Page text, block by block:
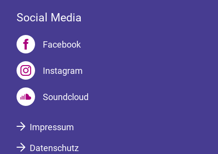
Social Media
Facebook
Instagram
Soundcloud
Impressum
Datenschutz